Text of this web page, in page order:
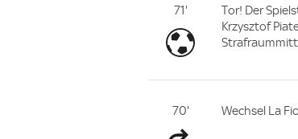
71'
Tor! Der
Krzysztof
70' Wechsel La